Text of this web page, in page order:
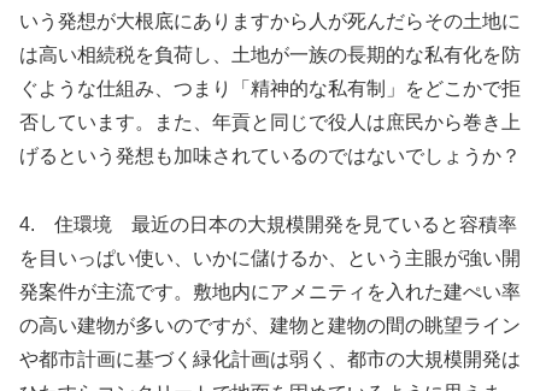
いう発想が大根底にありますから人が死んだらその土地に
は高い相続税を負荷し、土地が一族の長期的な私有化を防
ぐような仕組み、つまり「精神的な私有制」をどこかで拒
否しています。また、年貢と同じで役人は庶民から巻き上
げるという発想も加味されているのではないでしょうか？
4. 住環境 最近の日本の大規模開発を見ていると容積率
を目いっぱい使い、いかに儲けるか、という主眼が強い開
発案件が主流です。敷地内にアメニティを入れた建ぺい率
の高い建物が多いのですが、建物と建物の間の眺望ライン
や都市計画に基づく緑化計画は弱く、都市の大規模開発は